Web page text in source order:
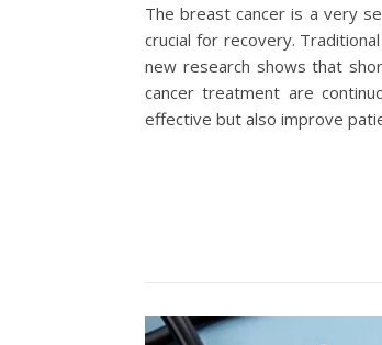
The breast cancer is a very
crucial for recovery.
new research shows that
cancer treatment are
effective but also improve